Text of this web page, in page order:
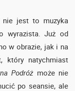
nie jest to muzyka
wyrazista. Już od
w obrazie, jak i na
który natychmiast
Podróż może nie
po seansie, ale